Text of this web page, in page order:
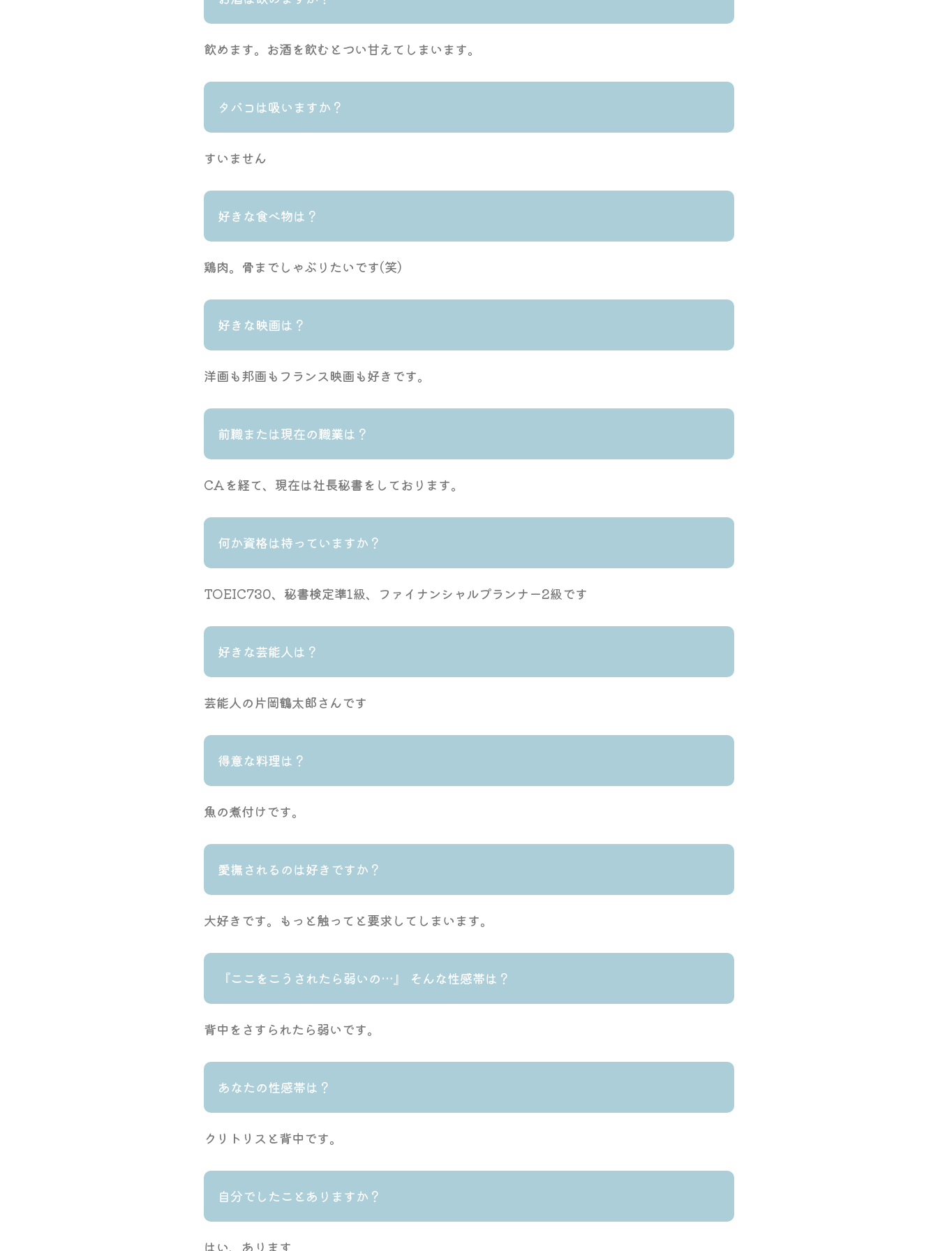
飲めます。お酒を飲むとつい甘えてしまいます。
タバコは吸いますか？
すいません
好きな食べ物は？
鶏肉。骨までしゃぶりたいです(笑)
好きな映画は？
洋画も邦画もフランス映画も好きです。
前職または現在の職業は？
CAを経て、現在は社長秘書をしております。
何か資格は持っていますか？
TOEIC730、秘書検定準1級、ファイナンシャルプランナー2級です
好きな芸能人は？
芸能人の片岡鶴太郎さんです
得意な料理は？
魚の煮付けです。
愛撫されるのは好きですか？
大好きです。もっと触ってと要求してしまいます。
『ここをこうされたら弱いの…』 そんな性感帯は？
背中をさすられたら弱いです。
あなたの性感帯は？
クリトリスと背中です。
自分でしたことありますか？
はい、あります